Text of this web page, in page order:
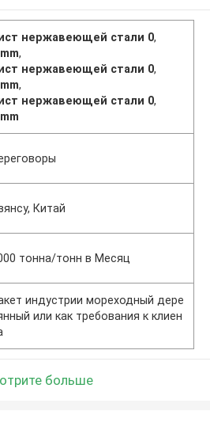
нержавеющей стали 0,
,
нержавеющей стали 0,
,
нержавеющей стали 0,
Китай
тонна/тонн в Месяц
индустрии мореходный дере
или как требования к клиен
больше